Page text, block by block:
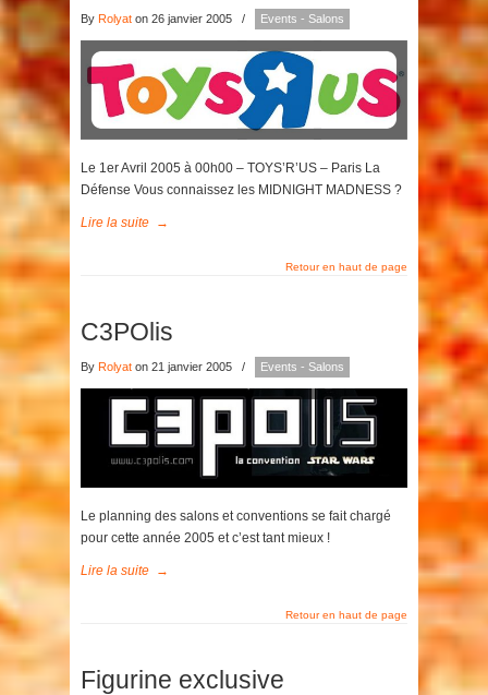
By Rolyat on 26 janvier 2005 / Events - Salons
Le 1er Avril 2005 à 00h00 – TOYS’R’US – Paris La
Défense Vous connaissez les MIDNIGHT MADNESS ?
Lire la suite →
Retour en haut de page
C3POlis
By Rolyat on 21 janvier 2005 / Events - Salons
Le planning des salons et conventions se fait chargé
pour cette année 2005 et c’est tant mieux !
Lire la suite →
Retour en haut de page
Figurine exclusive